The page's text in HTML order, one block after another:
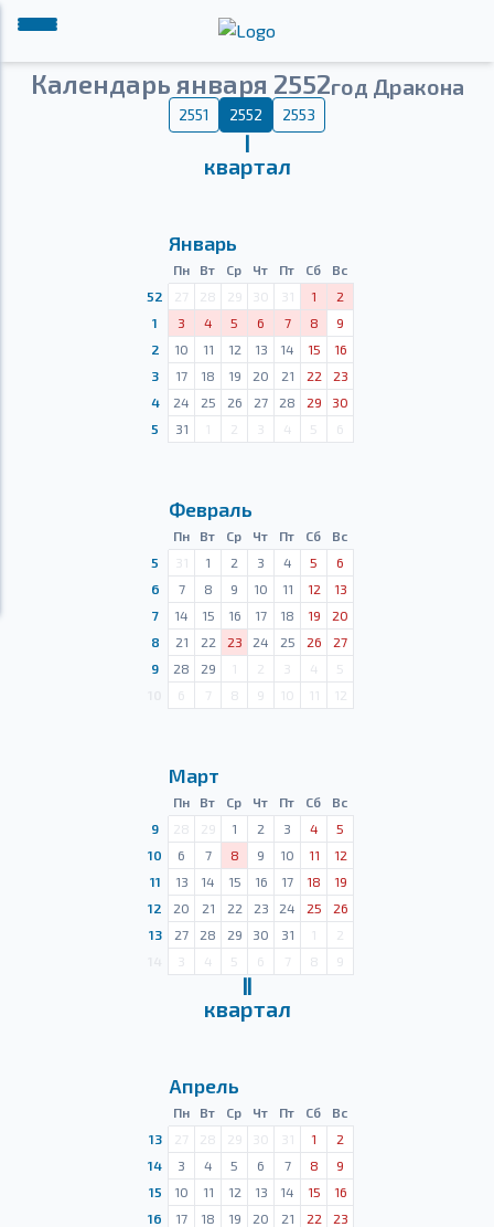
Календарь января 2552год Дракона
2551 2552 2553
Ⅰ
квартал
Январь
Пн Вт Ср Чт Пт Сб
Вс
52
27 28 29 30 31 1
2
1
3 4 5 6 7 8
9
2
10 11 12 13 14 15
16
3
17 18 19 20 21 22
23
4
24 25 26 27 28 29
30
5
31 1 2 3 4 5 6
Февраль
Пн Вт Ср Чт Пт Сб
Вс
5
31 1 2 3 4 5
6
6
7 8 9 10 11 12
13
7
14 15 16 17 18 19
20
8
21 22 23 24 25 26
27
9
28 29 1 2 3 4
5
6 7 8 9 10 11 12
Март
Пн Вт Ср Чт Пт Сб
Вс
9
28 29 1 2 3 4
5
10
6 7 8 9 10 11
12
11
13 14 15 16 17 18
19
12
20 21 22 23 24 25
26
13
27 28 29 30 31 1
2
3 4 5 6 7 8 9
Ⅱ
квартал
Апрель
Пн Вт Ср Чт Пт Сб
Вс
13
27 28 29 30 31 1
2
14
3 4 5 6 7 8
9
15
10 11 12 13 14 15
16
16
17 18 19 20 21 22
23